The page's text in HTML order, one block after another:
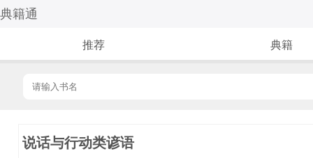
典籍通
推荐 典籍
说话与行动类谚语